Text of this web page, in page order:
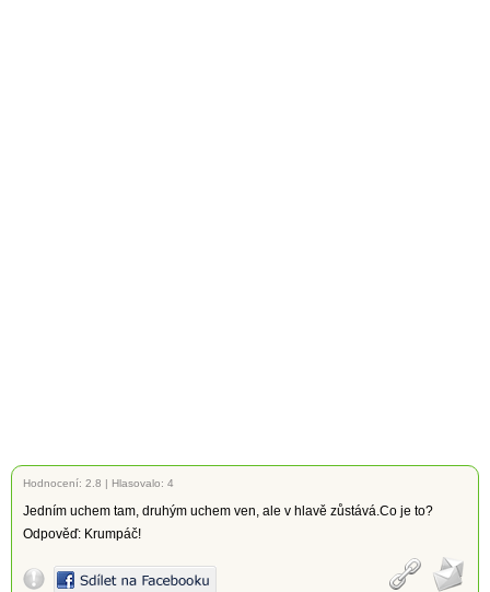
Hodnocení: 2.8 | Hlasovalo: 4
Jedním uchem tam, druhým uchem ven, ale v hlavě zůstává.Co je to?
Odpověď: Krumpáč!